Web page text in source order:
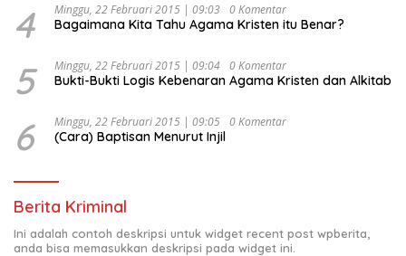
4 Minggu, 22 Februari 2015 | 09:03 0 Komentar
Bagaimana Kita Tahu Agama Kristen itu Benar?
5 Minggu, 22 Februari 2015 | 09:04 0 Komentar
Bukti-Bukti Logis Kebenaran Agama Kristen dan Alkitab
6 Minggu, 22 Februari 2015 | 09:05 0 Komentar
(Cara) Baptisan Menurut Injil
Berita Kriminal
Ini adalah contoh deskripsi untuk widget recent post wpberita,
anda bisa memasukkan deskripsi pada widget ini.